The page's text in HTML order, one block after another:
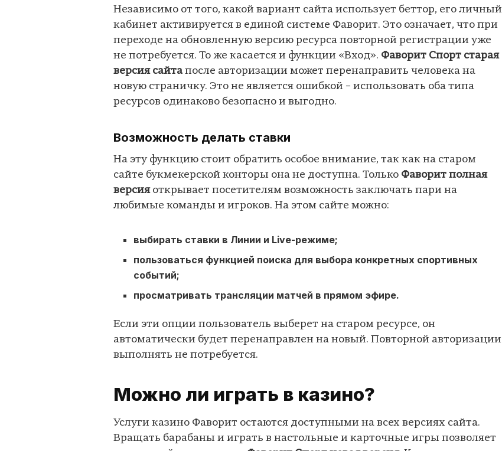
Независимо от того, какой вариант сайта использует беттор, его личный
кабинет активируется в единой системе Фаворит. Это означает, что при
переходе на обновленную версию ресурса повторной регистрации уже
не потребуется. То же касается и функции «Вход». Фаворит Спорт старая
версия сайтапосле авторизации может перенаправить человека на
новую страничку. Это не является ошибкой – использовать оба типа
ресурсов одинаково безопасно и выгодно.
Возможность делать ставки
На эту функцию стоит обратить особое внимание, так как на старом
сайте букмекерской конторы она не доступна. Только Фаворит полная
версияоткрывает посетителям возможность заключать пари на
любимые команды и игроков. На этом сайте можно:
выбирать ставки в Линии и Live-режиме;
пользоваться функцией поиска для выбора конкретных спортивных
событий;
просматривать трансляции матчей в прямом эфире.
Если эти опции пользователь выберет на старом ресурсе, он
автоматически будет перенаправлен на новый. Повторной авторизации
выполнять не потребуется.
Можно ли играть в казино?
Услуги казино Фаворит остаются доступными на всех версиях сайта.
Вращать барабаны и играть в настольные и карточные игры позволяет